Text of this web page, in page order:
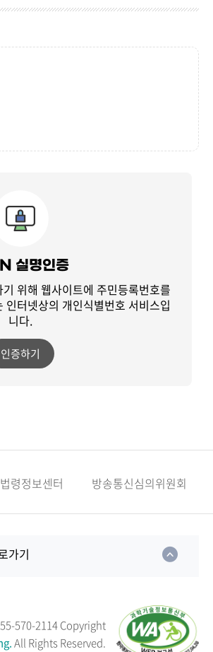
실명인증
위해 웹사이트에 주민등록번호를
인터넷상의 개인식별번호 서비스입
니다.
인증하기
령정보센터 방송통신심의위원회
가기
570-2114Copyright
All Rights Reserved.